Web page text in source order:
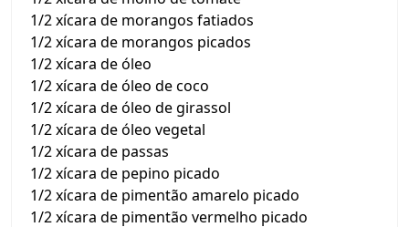
1/2 xícara de morangos fatiados
1/2 xícara de morangos picados
1/2 xícara de óleo
1/2 xícara de óleo de coco
1/2 xícara de óleo de girassol
1/2 xícara de óleo vegetal
1/2 xícara de passas
1/2 xícara de pepino picado
1/2 xícara de pimentão amarelo picado
1/2 xícara de pimentão vermelho picado